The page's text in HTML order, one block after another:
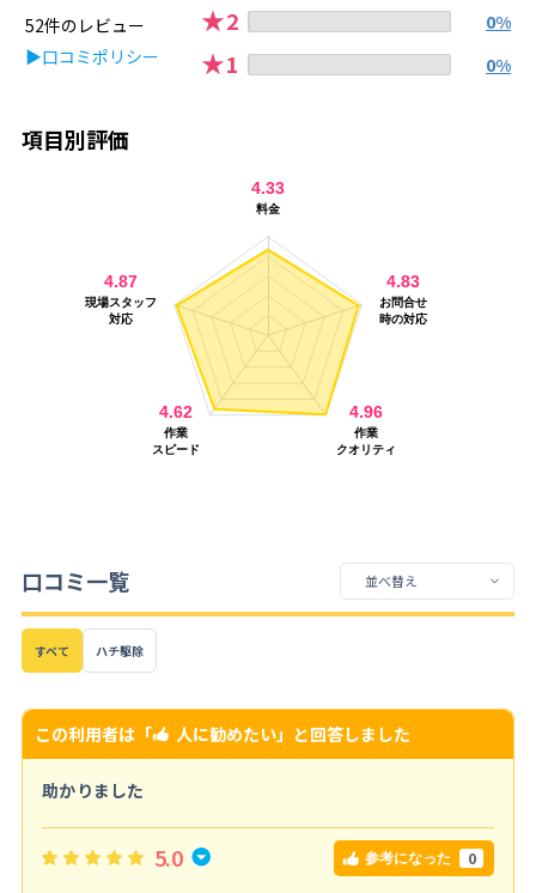
項目別評価
52件のレビュー
▶口コミポリシー
★2 0%
★1 0%
口コミ一覧
すべて ハチ駆除
この利用者は「 人に勧めたい」と回答しました
助かりました
5.0 参考になった 0